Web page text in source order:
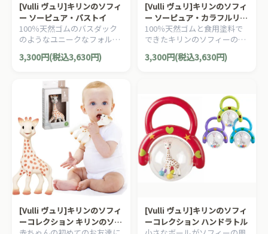
[Vulli ヴュリ]キリンのソフィ
ー ソーピュア・バストイ
100％天然ゴムのバスダック
のようなユニークなフォルム
のキリンのソフィーのお風呂
場のおもちゃです。
3,300円(税込3,630円)
[Vulli ヴュリ]キリンのソフィ
ー ソーピュア・カラフルリン
グ
100％天然ゴムと食用塗料で
できたキリンのソフィーのカ
ラフルなティージングリング
（歯固めラトル）です。
3,300円(税込3,630円)
[Vulli ヴュリ]キリンのソフィ
ーコレクション キリンのソフ
[Vulli ヴュリ]キリンのソフィ
ーコレクション ハンドラトル